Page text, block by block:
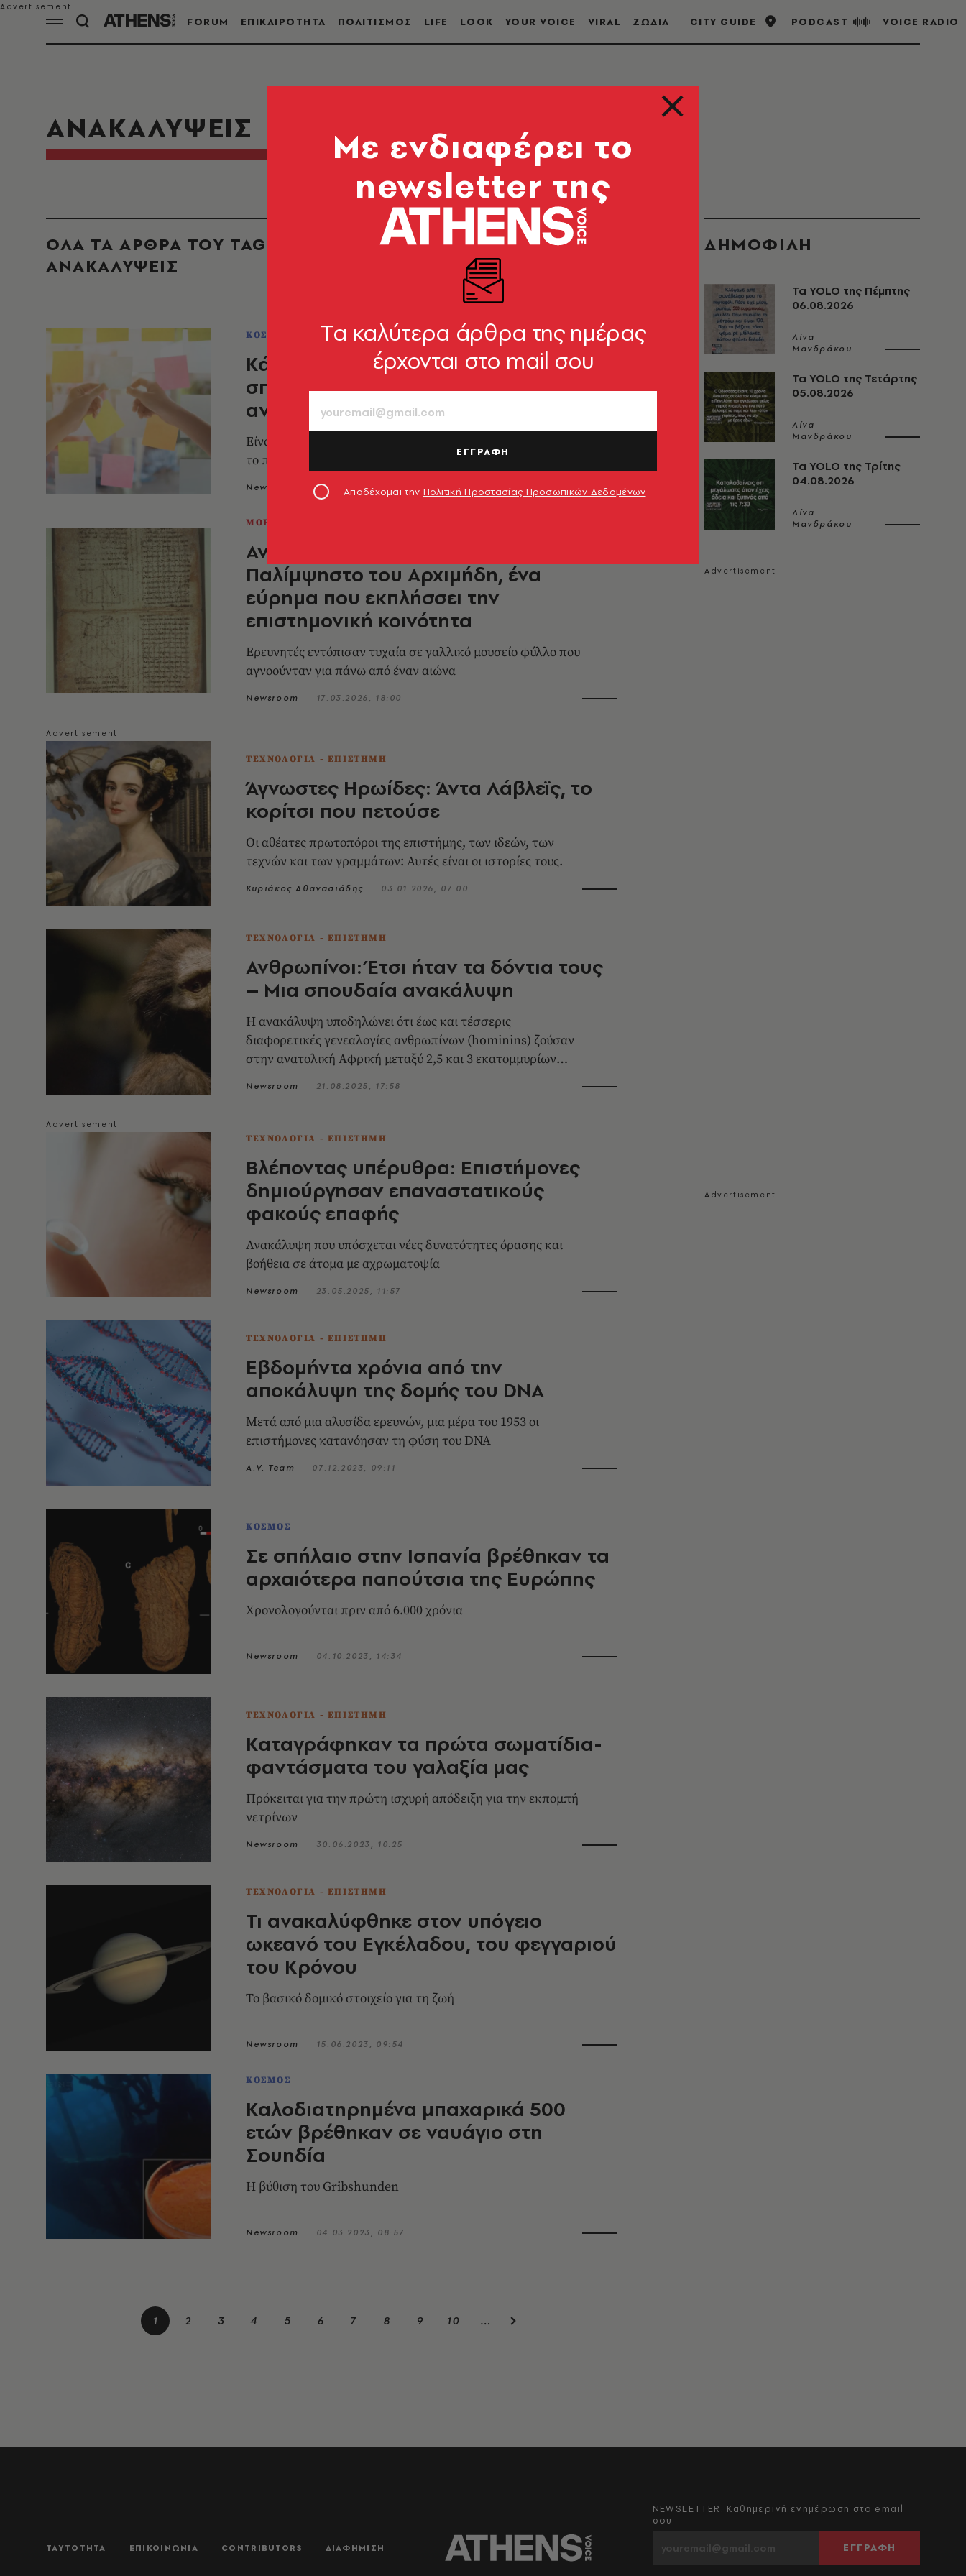
FORUM ΕΠΙΚΑΙΡΟΤΗΤΑ ΠΟΛΙΤΙΣΜΟΣ LIFE LOOK YOUR VOICE VIRAL ΖΩΔΙΑ CITY GUIDE PODCAST VOICE RADIO
ΑΝΑΚΑΛΥΨΕΙΣ
ΟΛΑ ΤΑ ΑΡΘΡΑ ΤΟΥ TAG
ΑΝΑΚΑΛΥΨΕΙΣ
ΚΟΣΜΟΣ
Κάποια λάθη γράφουν ιστορία: 10
σπουδαίες εφευρέσεις που
ανακαλύφθηκαν εντελώς τυχαία
Είναι μερικές ιδέες που αλλάζουν τον κόσμο όταν κανείς δεν
το περιμένει
Newsroom 06.04.2026, 20:37
MORE IN CULTURE
Ανακαλύφθηκε χαμένη σελίδα από το
Παλίμψηστο του Αρχιμήδη, ένα
εύρημα που εκπλήσσει την
επιστημονική κοινότητα
Ερευνητές εντόπισαν τυχαία σε γαλλικό μουσείο φύλλο που
αγνοούνταν για πάνω από έναν αιώνα
Newsroom 17.03.2026, 18:00
ΤΕΧΝΟΛΟΓΙΑ - ΕΠΙΣΤΗΜΗ
Άγνωστες Ηρωίδες: Άντα Λάβλεϊς, το
κορίτσι που πετούσε
Οι αθέατες πρωτοπόροι της επιστήμης, των ιδεών, των
τεχνών και των γραμμάτων: Αυτές είναι οι ιστορίες τους.
Κυριάκος Αθανασιάδης 03.01.2026, 07:00
ΤΕΧΝΟΛΟΓΙΑ - ΕΠΙΣΤΗΜΗ
Ανθρωπίνοι: Έτσι ήταν τα δόντια τους
– Μια σπουδαία ανακάλυψη
Η ανακάλυψη υποδηλώνει ότι έως και τέσσερις
διαφορετικές γενεαλογίες ανθρωπίνων (hominins) ζούσαν
στην ανατολική Αφρική μεταξύ 2,5 και 3 εκατομμυρίων
Newsroom 21.08.2025, 17:58
ΤΕΧΝΟΛΟΓΙΑ - ΕΠΙΣΤΗΜΗ
Βλέποντας υπέρυθρα: Επιστήμονες
δημιούργησαν επαναστατικούς
φακούς επαφής
Ανακάλυψη που υπόσχεται νέες δυνατότητες όρασης και
βοήθεια σε άτομα με αχρωματοψία
Newsroom 23.05.2025, 11:57
ΤΕΧΝΟΛΟΓΙΑ - ΕΠΙΣΤΗΜΗ
Εβδομήντα χρόνια από την
αποκάλυψη της δομής του DNA
Μετά από μια αλυσίδα ερευνών, μια μέρα του 1953 οι
επιστήμονες κατανόησαν τη φύση του DNA
A.V. Team 07.12.2023, 09:11
ΚΟΣΜΟΣ
Σε σπήλαιο στην Ισπανία βρέθηκαν τα
αρχαιότερα παπούτσια της Ευρώπης
Χρονολογούνται πριν από 6.000 χρόνια
Newsroom 04.10.2023, 14:34
ΤΕΧΝΟΛΟΓΙΑ - ΕΠΙΣΤΗΜΗ
Καταγράφηκαν τα πρώτα σωματίδια-
φαντάσματα του γαλαξία μας
Πρόκειται για την πρώτη ισχυρή απόδειξη για την εκπομπή
νετρίνων
Newsroom 30.06.2023, 10:25
ΤΕΧΝΟΛΟΓΙΑ - ΕΠΙΣΤΗΜΗ
Τι ανακαλύφθηκε στον υπόγειο
ωκεανό του Εγκέλαδου, του φεγγαριού
του Κρόνου
Το βασικό δομικό στοιχείο για τη ζωή
Newsroom 15.06.2023, 09:54
ΚΟΣΜΟΣ
Καλοδιατηρημένα μπαχαρικά 500
ετών βρέθηκαν σε ναυάγιο στη
Σουηδία
Η βύθιση του Gribshunden
Newsroom 04.03.2023, 08:57
1 2 3 4 5 6 7 8 9 10 …
ΔΗΜΟΦΙΛΗ
Τα YOLO της Πέμπτης
06.08.2026
Λίνα
Μανδράκου
Τα YOLO της Τετάρτης
05.08.2026
Λίνα
Μανδράκου
Τα YOLO της Τρίτης
04.08.2026
Λίνα
Μανδράκου
ΤΑΥΤΟΤΗΤΑ ΕΠΙΚΟΙΝΩΝΙΑ CONTRIBUTORS ΔΙΑΦΗΜΙΣΗ
NEWSLETTER: Καθημερινή ενημέρωση στο email
σου
ΕΓΓΡΑΦΗ
Mε ενδιαφέρει το
newsletter της
Tα καλύτερα άρθρα της ημέρας
έρχονται στο mail σου
ΕΓΓΡΑΦΗ
Αποδέχομαι την Πολιτική Προστασίας Προσωπικών Δεδομένων